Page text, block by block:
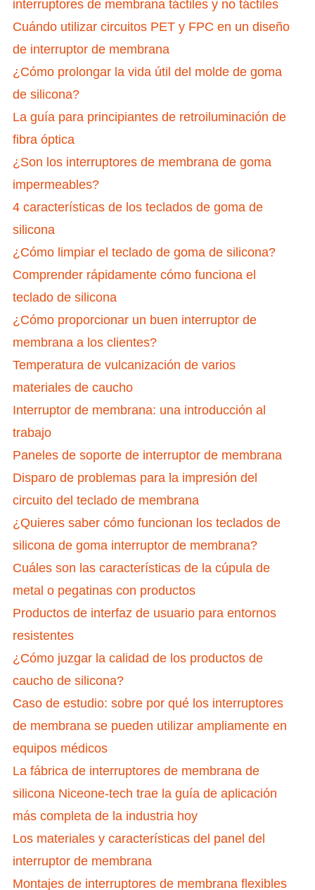
interruptores de membrana táctiles y no táctiles
Cuándo utilizar circuitos PET y FPC en un diseño
de interruptor de membrana
¿Cómo prolongar la vida útil del molde de goma
de silicona?
La guía para principiantes de retroiluminación de
fibra óptica
¿Son los interruptores de membrana de goma
impermeables?
4 características de los teclados de goma de
silicona
¿Cómo limpiar el teclado de goma de silicona?
Comprender rápidamente cómo funciona el
teclado de silicona
¿Cómo proporcionar un buen interruptor de
membrana a los clientes?
Temperatura de vulcanización de varios
materiales de caucho
Interruptor de membrana: una introducción al
trabajo
Paneles de soporte de interruptor de membrana
Disparo de problemas para la impresión del
circuito del teclado de membrana
¿Quieres saber cómo funcionan los teclados de
silicona de goma interruptor de membrana?
Cuáles son las características de la cúpula de
metal o pegatinas con productos
Productos de interfaz de usuario para entornos
resistentes
¿Cómo juzgar la calidad de los productos de
caucho de silicona?
Caso de estudio: sobre por qué los interruptores
de membrana se pueden utilizar ampliamente en
equipos médicos
La fábrica de interruptores de membrana de
silicona Niceone-tech trae la guía de aplicación
más completa de la industria hoy
Los materiales y características del panel del
interruptor de membrana
Montajes de interruptores de membrana flexibles